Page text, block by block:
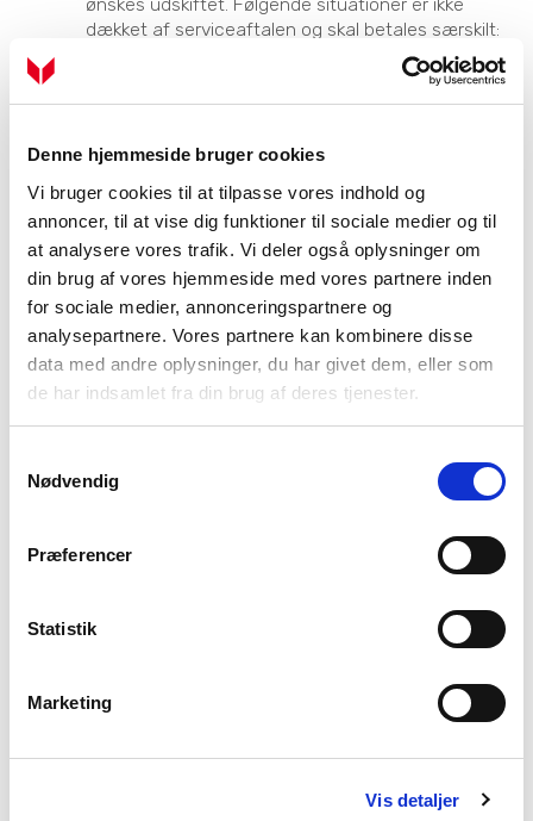
Denne hjemmeside bruger cookies
Vi bruger cookies til at tilpasse vores indhold og
annoncer, til at vise dig funktioner til sociale medier og til
at analysere vores trafik. Vi deler også oplysninger om
din brug af vores hjemmeside med vores partnere inden
for sociale medier, annonceringspartnere og
analysepartnere. Vores partnere kan kombinere disse
data med andre oplysninger, du har givet dem, eller som
de har indsamlet fra din brug af deres tjenester.
Nødvendig
Præferencer
Statistik
Marketing
Vis detaljer
dækket af serviceaftalen og skal betales særskilt:
Serviceabonnementet kan ikke tegnes på anlæg
Skader på varmepumpen, der er omfattet af en
bygnings- eller fritidshusforsikring eller selvrisiko
under sådan forsikringsskader.
Fejl, som er forårsaget af manglende pasning,
hærværk, frost- og vandskade samt
overspænding (lynnedslag)
Tilkald ved uvilje til selv at forsøge at genstarte
efter Vølund Varmetekniks anvisninger.
Skader eller fejl på ukurante komponenter
personer
Skader eller fejl i den varmefordelende del af
Skader eller fejl som følge af kombinationsdrift
Tilkald til strømsvigt, vandpåfyldning, fejlbetjening
af varmepumpen eller fejlbetjening, fejljustering